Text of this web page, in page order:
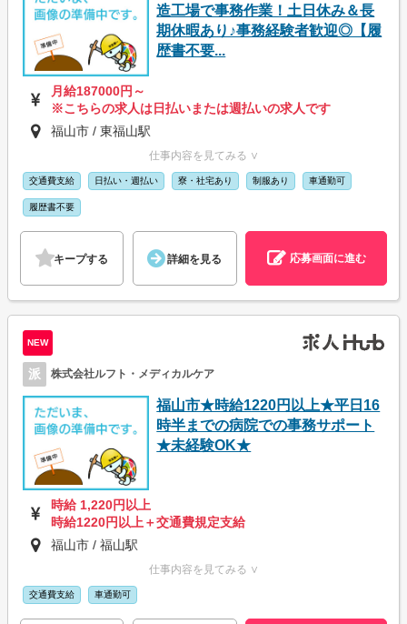
造工場で事務作業！土日休み＆長
期休暇あり♪事務経験者歓迎◎【履
歴書不要...
月給187000円～
※こちらの求人は日払いまたは週払いの求人です
福山市 / 東福山駅
仕事内容を見てみる ∨
交通費支給 日払い・週払い 寮・社宅あり 制服あり 車通勤可
履歴書不要
キープする 詳細を見る 応募画面に進む
NEW
派 株式会社ルフト・メディカルケア
福山市★時給1220円以上★平日16
時半までの病院での事務サポート
★未経験OK★
時給 1,220円以上
時給1220円以上＋交通費規定支給
福山市 / 福山駅
仕事内容を見てみる ∨
交通費支給 車通勤可